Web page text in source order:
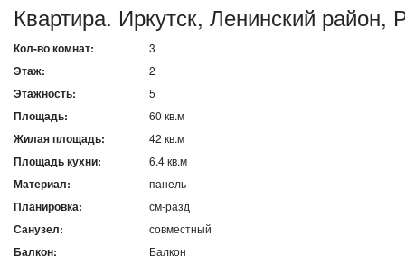
Квартира. Иркутск, Ленинский район,
Кол-во комнат: 3
Этаж: 2
Этажность: 5
Площадь: 60 кв.м
Жилая площадь: 42 кв.м
Площадь кухни: 6.4 кв.м
Материал: панель
Планировка: см-разд
Санузел: совместный
Балкон: Балкон